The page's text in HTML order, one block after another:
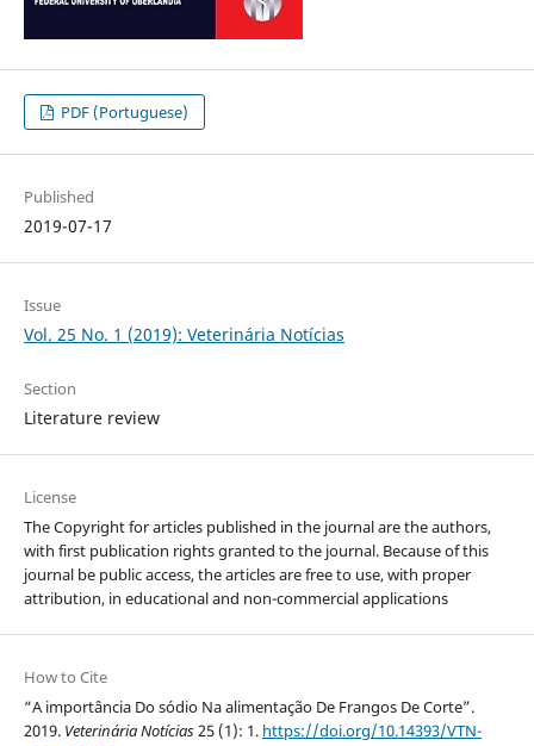
PDF (Portuguese)
Published
2019-07-17
Issue
Vol. 25 No. 1 (2019): Veterinária Notícias
Section
Literature review
License
The Copyright for articles published in the journal are the authors,
with first publication rights granted to the journal. Because of this
journal be public access, the articles are free to use, with proper
attribution, in educational and non-commercial applications
How to Cite
“A importância Do sódio Na alimentação De Frangos De Corte”.
2019. Veterinária Notícias25 (1): 1. https://doi.org/10.14393/VTN-